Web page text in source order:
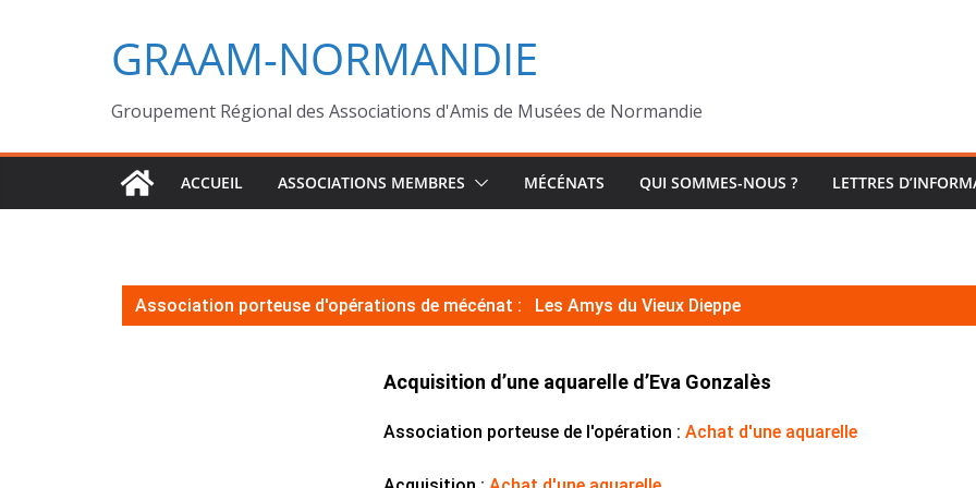
GRAAM-NORMANDIE
Groupement Régional des Associations d'Amis de Musées de Normandie
ACCUEIL ASSOCIATIONS MEMBRES MÉCÉNATS QUI SOMMES-NOUS ? LETTRES
Association porteuse d'opérations de mécénat : Les Amys du Vieux Dieppe
Acquisition d’une aquarelle d’Eva Gonzalès
Association porteuse de l'opération : Achat d'une aquarelle